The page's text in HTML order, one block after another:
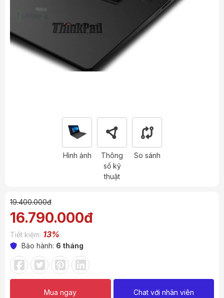
Hình ảnh
Thông
số kỹ
thuật
So sánh
19.400.000đ
16.790.000đ
Tiết kiệm: 13%
Bảo hành: 6 tháng
Mua ngay Chat với nhân viên